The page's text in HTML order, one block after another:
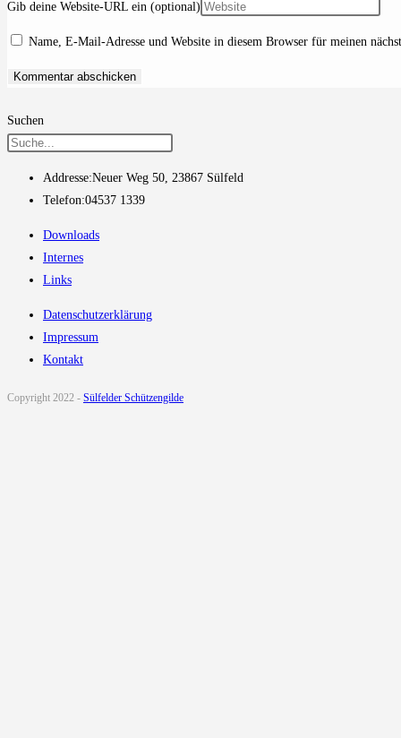
Gib deine Website-URL ein (optional)
Name, E-Mail-Adresse und Website in diesem Browser für meinen
Suchen
Addresse:Neuer Weg 50, 23867 Sülfeld
Telefon:04537 1339
Downloads
Internes
Links
Datenschutzerklärung
Impressum
Kontakt
Copyright 2022 - Sülfelder Schützengilde